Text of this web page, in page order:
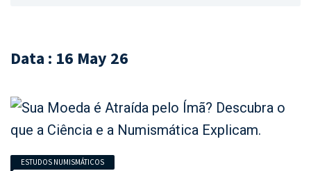
Data : 16 May 26
ESTUDOS NUMISMÁTICOS